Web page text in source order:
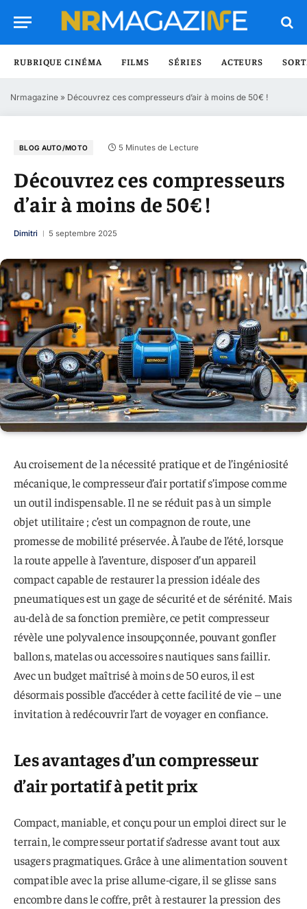
RUBRIQUE CINÉMA FILMS SÉRIES ACTEURS
Nrmagazine » Découvrez ces compresseurs d’air à moins de 50€ !
BLOG AUTO/MOTO 5 Minutes de Lecture
Découvrez ces compresseurs
d’air à moins de 50€ !
Dimitri 5 septembre 2025
Au croisement de la nécessité pratique et de l’ingéniosité
mécanique, le compresseur d’air portatif s’impose comme
un outil indispensable. Il ne se réduit pas à un simple
objet utilitaire ; c’est un compagnon de route, une
promesse de mobilité préservée. À l’aube de l’été, lorsque
la route appelle à l’aventure, disposer d’un appareil
compact capable de restaurer la pression idéale des
pneumatiques est un gage de sécurité et de sérénité. Mais
au-delà de sa fonction première, ce petit compresseur
révèle une polyvalence insoupçonnée, pouvant gonfler
ballons, matelas ou accessoires nautiques sans faillir.
Avec un budget maîtrisé à moins de 50 euros, il est
désormais possible d’accéder à cette facilité de vie – une
invitation à redécouvrir l’art de voyager en confiance.
Les avantages d’un compresseur
d’air portatif à petit prix
Compact, maniable, et conçu pour un emploi direct sur le
terrain, le compresseur portatif s’adresse avant tout aux
usagers pragmatiques. Grâce à une alimentation souvent
compatible avec la prise allume-cigare, il se glisse sans
encombre dans le coffre, prêt à restaurer la pression des